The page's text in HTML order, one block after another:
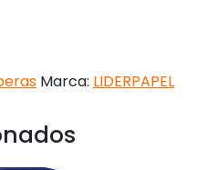
Marca: LIDERPAPEL